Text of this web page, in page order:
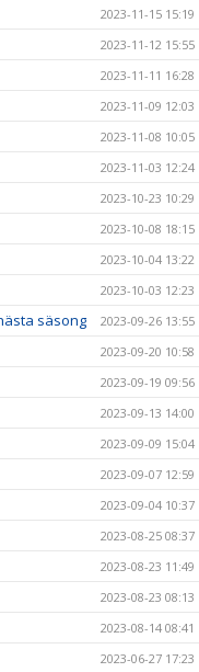
2023-11-15 15:19
2023-11-12 15:55
2023-11-11 16:28
2023-11-09 12:03
2023-11-08 10:05
2023-11-03 12:24
2023-10-23 10:29
2023-10-08 18:15
2023-10-04 13:22
2023-10-03 12:23
säsong 2023-09-26 13:55
2023-09-20 10:58
2023-09-19 09:56
2023-09-13 14:00
2023-09-09 15:04
2023-09-07 12:59
2023-09-04 10:37
2023-08-25 08:37
2023-08-23 11:49
2023-08-23 08:13
2023-08-14 08:41
2023-06-27 17:23